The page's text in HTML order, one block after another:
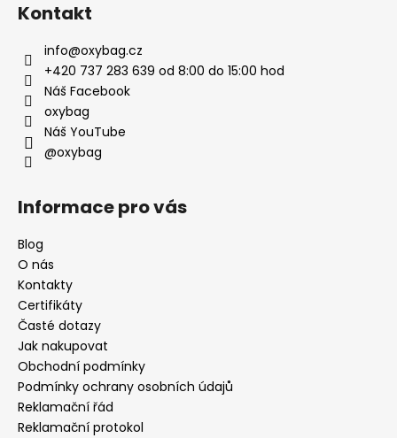
Kontakt
info@oxybag.cz
+420 737 283 639 od 8:00 do 15:00 hod
Náš Facebook
oxybag
Náš YouTube
@oxybag
Informace pro vás
Blog
O nás
Kontakty
Certifikáty
Časté dotazy
Jak nakupovat
Obchodní podmínky
Podmínky ochrany osobních údajů
Reklamační řád
Reklamační protokol